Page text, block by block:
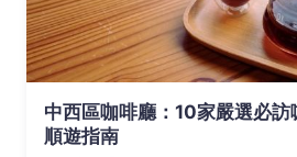
中西區咖啡廳：10家嚴選必
順遊指南